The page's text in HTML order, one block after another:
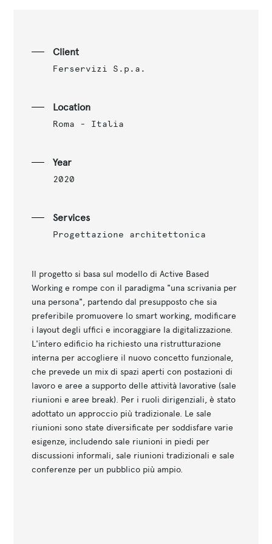
Client
Ferservizi S.p.a.
Location
Roma - Italia
Year
2020
Services
Progettazione architettonica
Il progetto si basa sul modello di Active Based
Working e rompe con il paradigma "una scrivania per
una persona", partendo dal presupposto che sia
preferibile promuovere lo smart working, modificare
i layout degli uffici e incoraggiare la digitalizzazione.
L'intero edificio ha richiesto una ristrutturazione
interna per accogliere il nuovo concetto funzionale,
che prevede un mix di spazi aperti con postazioni di
lavoro e aree a supporto delle attività lavorative (sale
riunioni e aree break). Per i ruoli dirigenziali, è stato
adottato un approccio più tradizionale. Le sale
riunioni sono state diversificate per soddisfare varie
esigenze, includendo sale riunioni in piedi per
discussioni informali, sale riunioni tradizionali e sale
conferenze per un pubblico più ampio.